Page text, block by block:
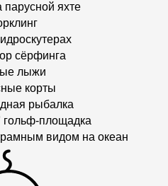
парусной яхте
сёрфинга
лыжи
корты
рыбалка
площадка
видом на океан